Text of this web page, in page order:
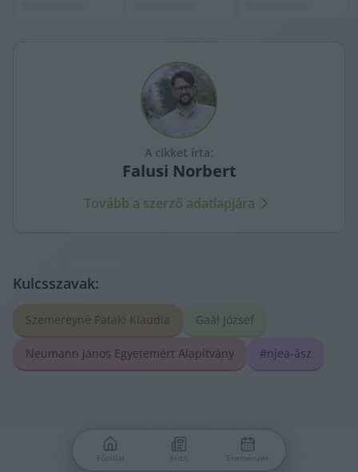
A cikket írta:
Falusi Norbert
Tovább a szerző adatlapjára
Kulcsszavak:
Szemereyné Pataki Klaudia Gaál József
Neumann János Egyetemért Alapítvány #njea-ász
Főoldal Friss Események